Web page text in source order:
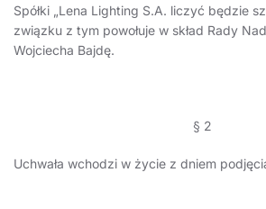
Spółki „Lena Lighting S.A. liczyć będzie
związku z tym powołuje w skład Rady
Wojciecha Bajdę.
§ 2
Uchwała wchodzi w życie z dniem